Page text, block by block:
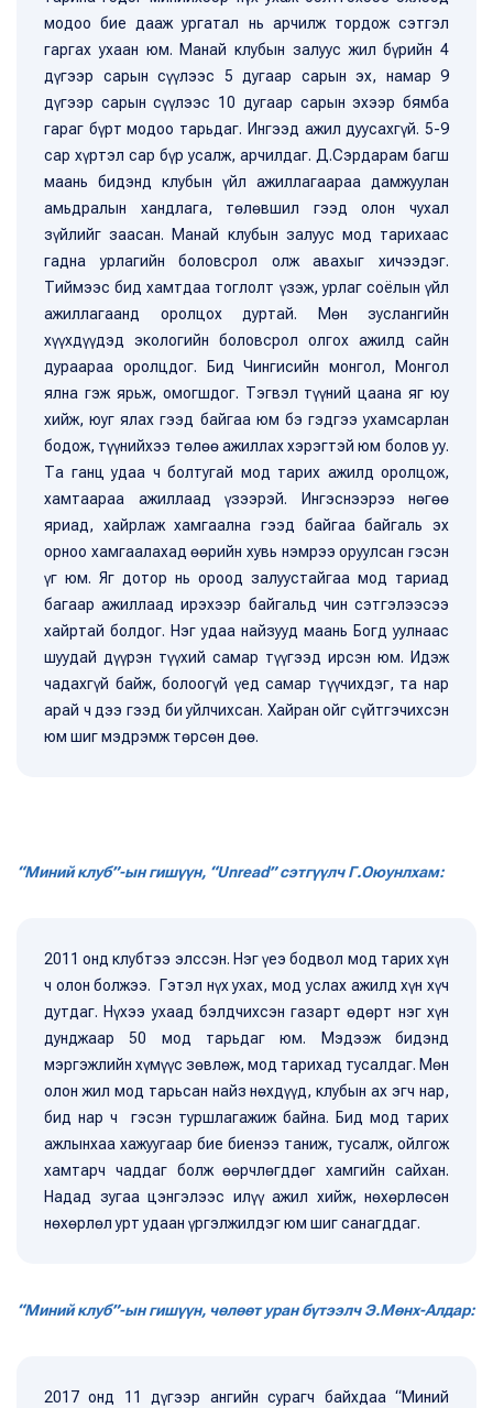
модоо бие дааж ургатал нь арчилж тордож сэтгэл
гаргах ухаан юм. Манай клубын залуус жил бүрийн 4
дүгээр сарын сүүлээс 5 дугаар сарын эх, намар 9
дүгээр сарын сүүлээс 10 дугаар сарын эхээр бямба
гараг бүрт модоо тарьдаг. Ингээд ажил дуусахгүй. 5-9
сар хүртэл сар бүр усалж, арчилдаг. Д.Сэрдарам багш
маань бидэнд клубын үйл ажиллагаараа дамжуулан
амьдралын хандлага, төлөвшил гээд олон чухал
зүйлийг заасан. Манай клубын залуус мод тарихаас
гадна урлагийн боловсрол олж авахыг хичээдэг.
Тиймээс бид хамтдаа тоглолт үзэж, урлаг соёлын үйл
ажиллагаанд оролцох дуртай. Мөн зуслангийн
хүүхдүүдэд экологийн боловсрол олгох ажилд сайн
дураараа оролцдог. Бид Чингисийн монгол, Монгол
ялна гэж ярьж, омогшдог. Тэгвэл түүний цаана яг юу
хийж, юуг ялах гээд байгаа юм бэ гэдгээ ухамсарлан
бодож, түүнийхээ төлөө ажиллах хэрэгтэй юм болов уу.
Та ганц удаа ч болтугай мод тарих ажилд оролцож,
хамтаараа ажиллаад үзээрэй. Ингэснээрээ нөгөө
яриад, хайрлаж хамгаална гээд байгаа байгаль эх
орноо хамгаалахад өөрийн хувь нэмрээ оруулсан гэсэн
үг юм. Яг дотор нь ороод залуустайгаа мод тариад
багаар ажиллаад ирэхээр байгальд чин сэтгэлээсээ
хайртай болдог. Нэг удаа найзууд маань Богд уулнаас
шуудай дүүрэн түүхий самар түүгээд ирсэн юм. Идэж
чадахгүй байж, болоогүй үед самар түүчихдэг, та нар
арай ч дээ гээд би уйлчихсан. Хайран ойг сүйтгэчихсэн
юм шиг мэдрэмж төрсөн дөө.
“Миний клуб”-ын гишүүн, “Unread” сэтгүүлч Г.Оюунлхам:
2011 онд клубтээ элссэн. Нэг үеэ бодвол мод тарих хүн
ч олон болжээ. Гэтэл нүх ухах, мод услах ажилд хүн хүч
дутдаг. Нүхээ ухаад бэлдчихсэн газарт өдөрт нэг хүн
дунджаар 50 мод тарьдаг юм. Мэдээж бидэнд
мэргэжлийн хүмүүс зөвлөж, мод тарихад тусалдаг. Мөн
олон жил мод тарьсан найз нөхдүүд, клубын ах эгч нар,
бид нар ч гэсэн туршлагажиж байна. Бид мод тарих
ажлынхаа хажуугаар бие биенээ таниж, тусалж, ойлгож
хамтарч чаддаг болж өөрчлөгддөг хамгийн сайхан.
Надад зугаа цэнгэлээс илүү ажил хийж, нөхөрлөсөн
нөхөрлөл урт удаан үргэлжилдэг юм шиг санагддаг.
“Миний клуб”-ын гишүүн, чөлөөт уран бүтээлч Э.Мөнх-Алдар:
2017 онд 11 дүгээр ангийн сурагч байхдаа “Миний